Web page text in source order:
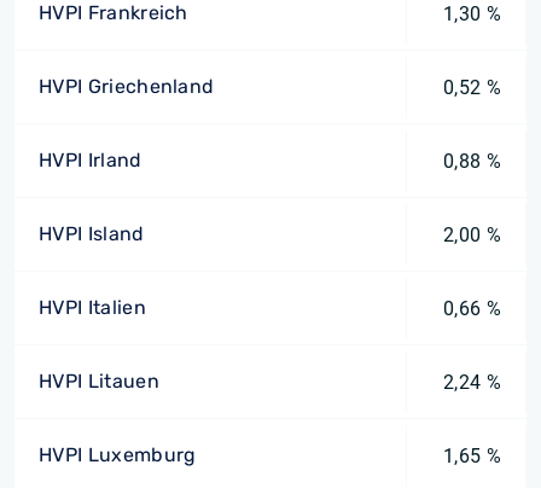
HVPI Frankreich 1,30 %
HVPI Griechenland 0,52 %
HVPI Irland 0,88 %
HVPI Island 2,00 %
HVPI Italien 0,66 %
HVPI Litauen 2,24 %
HVPI Luxemburg 1,65 %